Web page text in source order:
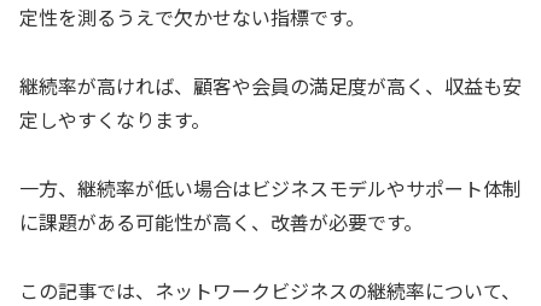
定性を測るうえで欠かせない指標です。
継続率が高ければ、顧客や会員の満足度が高く、収益も安
定しやすくなります。
一方、継続率が低い場合はビジネスモデルやサポート体制
に課題がある可能性が高く、改善が必要です。
この記事では、ネットワークビジネスの継続率について、